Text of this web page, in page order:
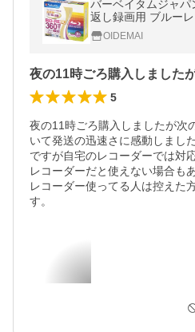
バーベイタムジャパ
返し録画用 ブルー
0GB 10枚 ホワイト
OIDEMAI
5
夜の11時ごろ購入しましたが次
いて発送の迅速さに感動しました
ですが自宅のレコーダーでは対
レコーダーだと使えない場合も
レコーダー使ってる人は控えた
す。